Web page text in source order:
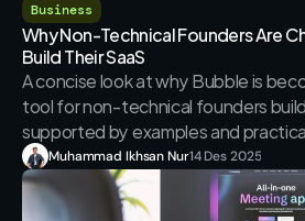
Business
Why Non-Technical Founders Are
Build Their SaaS
A concise look at why Bubble is
tool for non-technical founders
Muhammad Ikhsan Nur14 Des 2025